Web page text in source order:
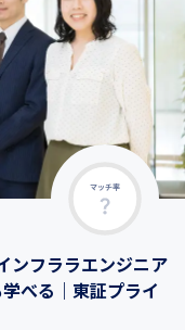
マッチ率
ンフララエンジニア
べる｜東証プライ